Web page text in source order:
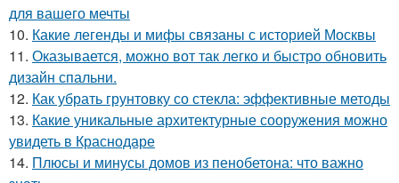
для вашего мечты
10. Какие легенды и мифы связаны с историей Москвы
11. Оказывается, можно вот так легко и быстро обновить
дизайн спальни.
12. Как убрать грунтовку со стекла: эффективные методы
13. Какие уникальные архитектурные сооружения можно
увидеть в Краснодаре
14. Плюсы и минусы домов из пенобетона: что важно